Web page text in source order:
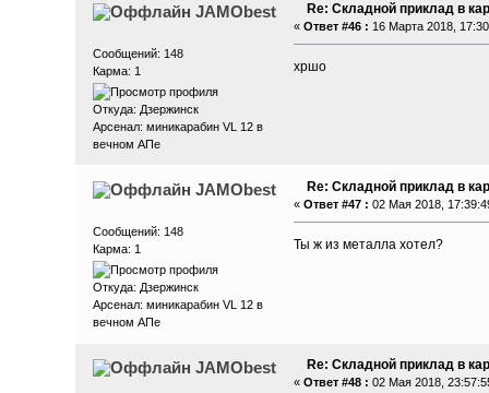
JAMObest
Сообщений: 148
Карма: 1
Откуда: Дзержинск
Арсенал: миникарабин VL 12 в
вечном АПе
Re: Складной приклад в
« Ответ #46 : 16 Марта 2018,
хршо
JAMObest
Сообщений: 148
Карма: 1
Откуда: Дзержинск
Арсенал: миникарабин VL 12 в
вечном АПе
Re: Складной приклад в
« Ответ #47 : 02 Мая 2018,
Ты ж из металла хотел?
JAMObest Re: Складной приклад в
« Ответ #48 : 02 Мая 2018,